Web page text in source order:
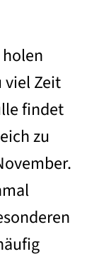
viel Zeit
findet
zu